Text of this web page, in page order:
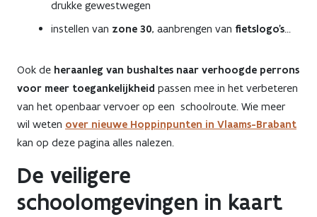
drukke gewestwegen
instellen van zone 30, aanbrengen van fietslogo's
Ook de heraanleg van bushaltes naar verhoogde perrons
voor meer toegankelijkheid passen mee in het verbeteren
van het openbaar vervoer op een schoolroute. Wie meer
wil weten over nieuwe Hoppinpunten in Vlaams-Brabant
kan op deze pagina alles nalezen.
De veiligere
schoolomgevingen in kaart